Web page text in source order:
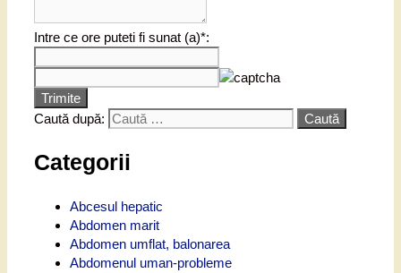
Intre ce ore puteti fi sunat (a)*:
Trimite
Caută după:
Categorii
Abcesul hepatic
Abdomen marit
Abdomen umflat, balonarea
Abdomenul uman-probleme